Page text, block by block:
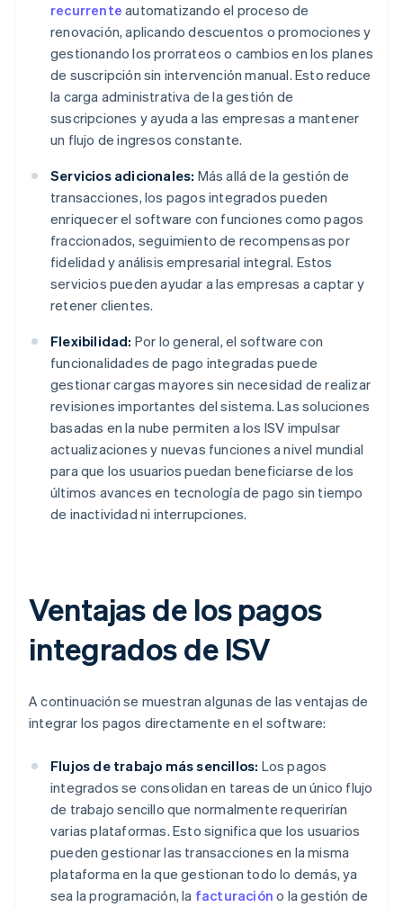
recurrente automatizando el proceso de
renovación, aplicando descuentos o promociones y
gestionando los prorrateos o cambios en los planes
de suscripción sin intervención manual. Esto reduce
la carga administrativa de la gestión de
suscripciones y ayuda a las empresas a mantener
un flujo de ingresos constante.
Servicios adicionales: Más allá de la gestión de
transacciones, los pagos integrados pueden
enriquecer el software con funciones como pagos
fraccionados, seguimiento de recompensas por
fidelidad y análisis empresarial integral. Estos
servicios pueden ayudar a las empresas a captar y
retener clientes.
Flexibilidad: Por lo general, el software con
funcionalidades de pago integradas puede
gestionar cargas mayores sin necesidad de realizar
revisiones importantes del sistema. Las soluciones
basadas en la nube permiten a los ISV impulsar
actualizaciones y nuevas funciones a nivel mundial
para que los usuarios puedan beneficiarse de los
últimos avances en tecnología de pago sin tiempo
de inactividad ni interrupciones.
Ventajas de los pagos
integrados de ISV
A continuación se muestran algunas de las ventajas de
integrar los pagos directamente en el software:
Flujos de trabajo más sencillos: Los pagos
integrados se consolidan en tareas de un único flujo
de trabajo sencillo que normalmente requerirían
varias plataformas. Esto significa que los usuarios
pueden gestionar las transacciones en la misma
plataforma en la que gestionan todo lo demás, ya
sea la programación, la facturación o la gestión de